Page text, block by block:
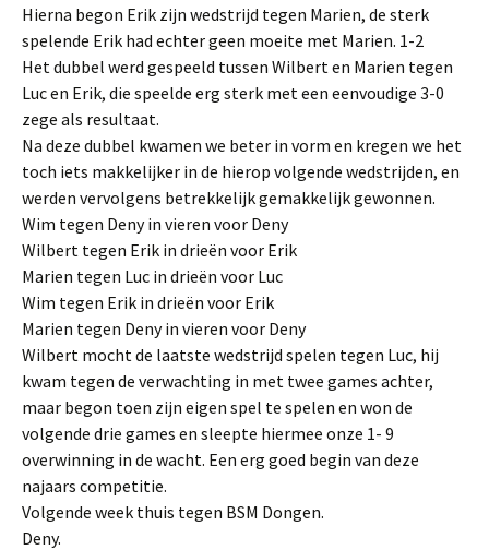
Hierna begon Erik zijn wedstrijd tegen Marien, de sterk
spelende Erik had echter geen moeite met Marien. 1-2
Het dubbel werd gespeeld tussen Wilbert en Marien tegen
Luc en Erik, die speelde erg sterk met een eenvoudige 3-0
zege als resultaat.
Na deze dubbel kwamen we beter in vorm en kregen we het
toch iets makkelijker in de hierop volgende wedstrijden, en
werden vervolgens betrekkelijk gemakkelijk gewonnen.
Wim tegen Deny in vieren voor Deny
Wilbert tegen Erik in drieën voor Erik
Marien tegen Luc in drieën voor Luc
Wim tegen Erik in drieën voor Erik
Marien tegen Deny in vieren voor Deny
Wilbert mocht de laatste wedstrijd spelen tegen Luc, hij
kwam tegen de verwachting in met twee games achter,
maar begon toen zijn eigen spel te spelen en won de
volgende drie games en sleepte hiermee onze 1- 9
overwinning in de wacht. Een erg goed begin van deze
najaars competitie.
Volgende week thuis tegen BSM Dongen.
Deny.